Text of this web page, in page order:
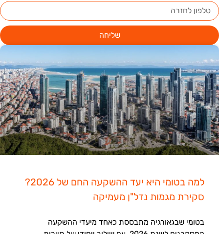
שליחה
למה בטומי היא יעד ההשקעה החם של 2026?
סקירת מגמות נדל"ן מעמיקה
בטומי שבגאורגיה מתבססת כאחד מיעדי ההשקעה